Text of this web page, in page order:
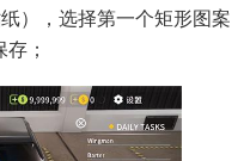
），选择第一个矩形图案
；